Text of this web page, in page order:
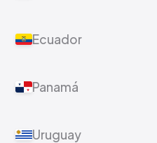
Ecuador
Panamá
Uruguay